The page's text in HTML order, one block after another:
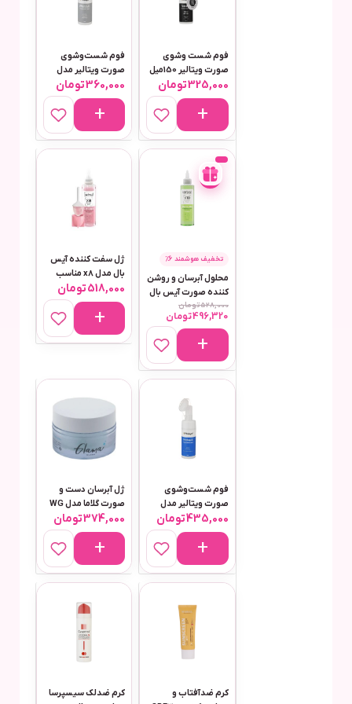
فوم شست وشوی
صورت ویتالیر 150میل
مناسب انواع پوست
مدل تایم ویت
325,000تومان
فوم شست‌وشوی
صورت ویتالیر مدل
وایت ویت مناسب
انواع پوست حجم 150
میلی‌لیتر
360,000تومان
-
6%
تخفیف هوشمند 6٪
محلول آبرسان و روشن
کننده صورت آیس بال
۲۱۲ میلی لیتر
528,000تومان
496,320تومان
ژل سفت کننده آیس
بال مدل x8 مناسب
برای انواع پوست حجم
۲۱۲ میلی لیتر
518,000تومان
فوم شست‌وشوی
صورت ویتالیر مدل
هیدراویت مناسب
پوست خشک حجم 150
میلی‌لیتر
435,000تومان
ژل آبرسان دست و
صورت گلاما مدل WG
مناسب برای انواع
پوست حجم 200 میلی
374,000تومان
کرم ضدآفتاب و
کرم ضدلک سیسپرسا